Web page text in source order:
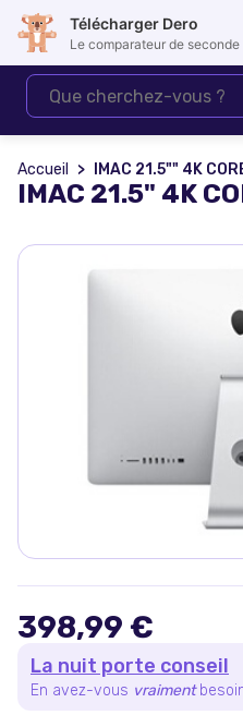
Accueil IMAC 21.5"" 4K CORE I5
IMAC 21.5" 4K
398,99 €
La nuit porte conseil
En avez-vous vraiment
Télécharger Dero
Le comparateur de seconde